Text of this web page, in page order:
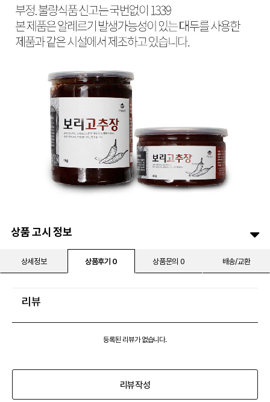
상품 고시 정보
상세정보 상품후기 0 상품문의 0 배송/교환
리뷰
등록된 리뷰가 없습니다.
리뷰작성